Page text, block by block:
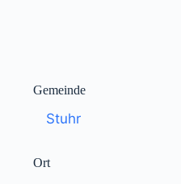
Gemeinde
Stuhr
Ort